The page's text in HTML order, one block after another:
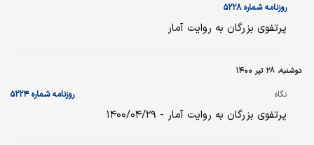
روزنامه شماره ۵۲۲۸
پرتفوی بزرگان به روایت آمار
دوشنبه، ۲۸ تیر ۱۴۰۰
نگاه روزنامه شماره ۵۲۲۴
پرتفوی بزرگان به روایت آمار - ۱۴۰۰/۰۴/۲۹